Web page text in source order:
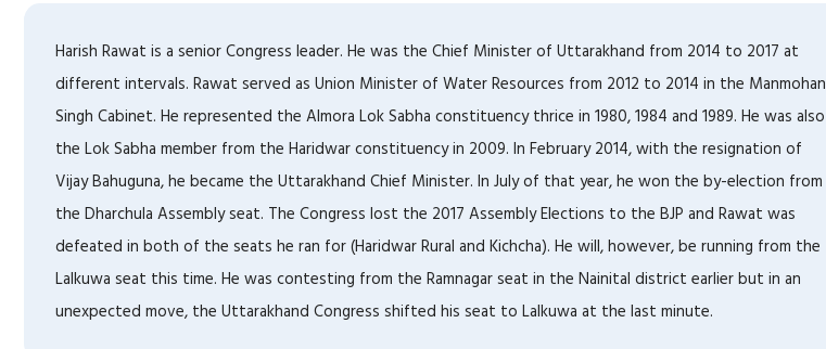
Harish Rawat is a senior Congress leader. He was the Chief Minister of Uttarakhand from 2014 to 2017 at
different intervals. Rawat served as Union Minister of Water Resources from 2012 to 2014 in the Manmohan
Singh Cabinet. He represented the Almora Lok Sabha constituency thrice in 1980, 1984 and 1989. He was also
the Lok Sabha member from the Haridwar constituency in 2009. In February 2014, with the resignation of
Vijay Bahuguna, he became the Uttarakhand Chief Minister. In July of that year, he won the by-election from
the Dharchula Assembly seat. The Congress lost the 2017 Assembly Elections to the BJP and Rawat was
defeated in both of the seats he ran for (Haridwar Rural and Kichcha). He will, however, be running from the
Lalkuwa seat this time. He was contesting from the Ramnagar seat in the Nainital district earlier but in an
unexpected move, the Uttarakhand Congress shifted his seat to Lalkuwa at the last minute.